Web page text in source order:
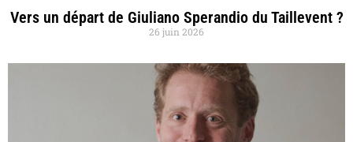
Vers un départ de Giuliano Sperandio du Taillevent ?
26 juin 2026